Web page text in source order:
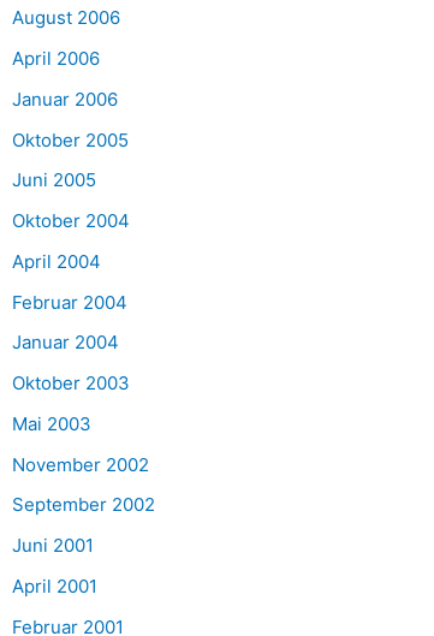
August 2006
April 2006
Januar 2006
Oktober 2005
Juni 2005
Oktober 2004
April 2004
Februar 2004
Januar 2004
Oktober 2003
Mai 2003
November 2002
September 2002
Juni 2001
April 2001
Februar 2001